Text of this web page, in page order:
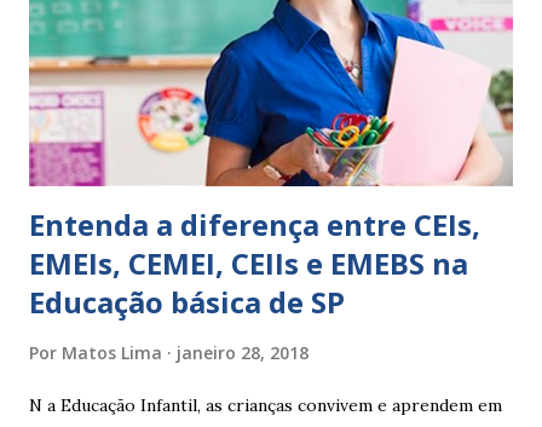
conceitos, está em fase de aprendizado. Não tem limites
Apresenta dificuldades de auto-regulação, pois… É nervoso
Ainda não desenvolveu habilidades para convívio no
ambiente...
Entenda a diferença entre CEIs,
EMEIs, CEMEI, CEIIs e EMEBS na
Educação básica de SP
Por Matos Lima janeiro 28, 2018
N a Educação Infantil, as crianças convivem e aprendem em